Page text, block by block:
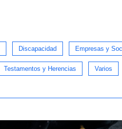
Discapacidad Empresas y
Testamentos y Herencias Varios